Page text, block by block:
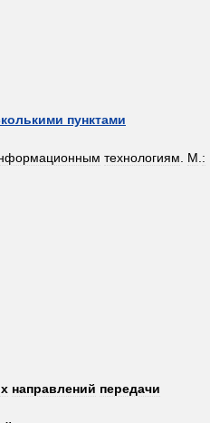
пунктами
технологиям М :
направлений передачи